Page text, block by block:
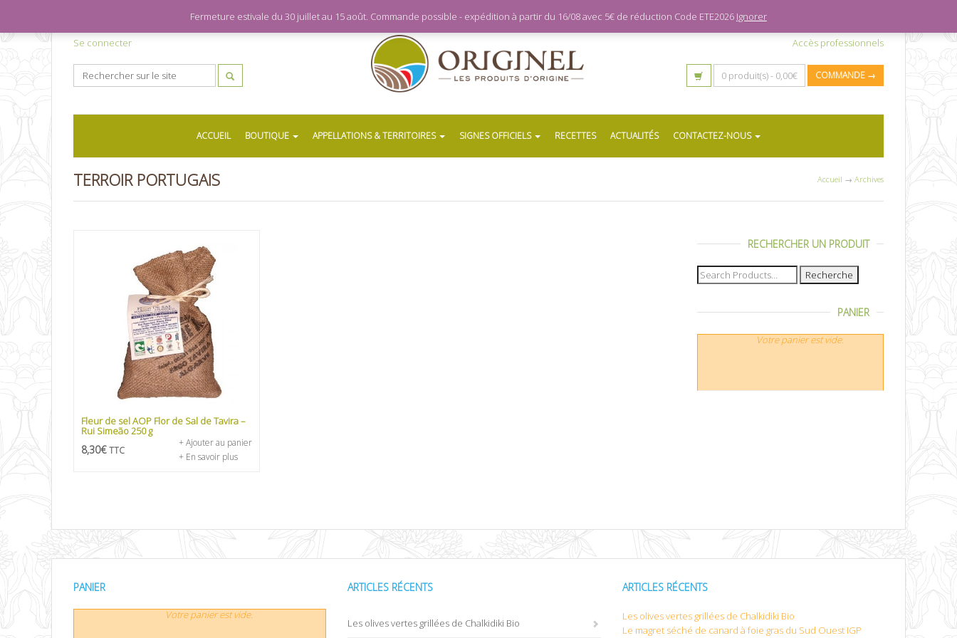
Se connecter Accès professionnels
0 produit(s) - 0,00€ COMMANDE →
ACCUEIL BOUTIQUE APPELLATIONS & TERRITOIRES SIGNES OFFICIELS RECETTES ACTUALITÉS CONTACTEZ-NOUS
TERROIR PORTUGAIS Accueil → Archives
Fleur de sel AOP Flor de Sal de Tavira –
Rui Simeão 250 g
8,30€ TTC
+ Ajouter au panier
+ En savoir plus
RECHERCHER UN PRODUIT
Recherche
pour :
PANIER
Votre panier est vide.
PANIER
Votre panier est vide.
ARTICLES RÉCENTS
Les olives vertes grillées de Chalkidiki Bio
ARTICLES RÉCENTS
Les olives vertes grillées de Chalkidiki Bio
Le magret séché de canard à foie gras du Sud Ouest IGP
Fermeture estivale du 30 juillet au 15 août. Commande possible - expédition à partir du 16/08 avec 5€ de réduction Code ETE2026 Ignorer